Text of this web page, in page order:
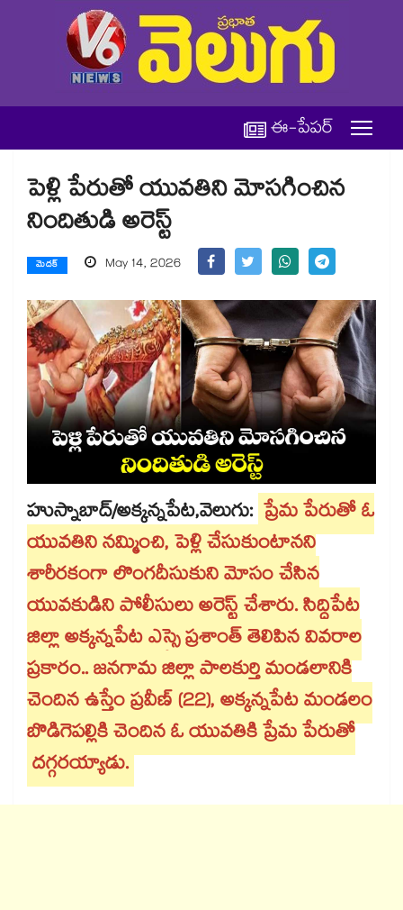
ఈ-పేపర్
పెళ్లి పేరుతో యువతిని మోసగించిన
నిందితుడి అరెస్ట్
మెదక్ May 14, 2026
హుస్నాబాద్/అక్కన్నపేట,వెలుగు: ప్రేమ పేరుతో ఓ
యువతిని నమ్మించి, పెళ్లి చేసుకుంటానని
శారీరకంగా లొంగదీసుకుని మోసం చేసిన
యువకుడిని పోలీసులు అరెస్ట్ చేశారు. సిద్దిపేట
జిల్లా అక్కన్నపేట ఎస్సై ప్రశాంత్ తెలిపిన వివరాల
ప్రకారం.. జనగామ జిల్లా పాలకుర్తి మండలానికి
చెందిన ఉస్తేం ప్రవీణ్ (22), అక్కన్నపేట మండలం
బొడిగెపల్లికి చెందిన ఓ యువతికి ప్రేమ పేరుతో
దగ్గరయ్యాడు.